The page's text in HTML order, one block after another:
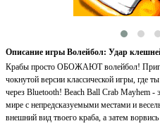
Описание игры Волейбол: Удар
Крабы просто ОБОЖАЮТ волейбол!
чокнутой версии классической игры, где
через Bluetooth! Beach Ball Crab Mayhem -
мире с непредсказуемыми местами и
внешний вид твоего краба, а затем